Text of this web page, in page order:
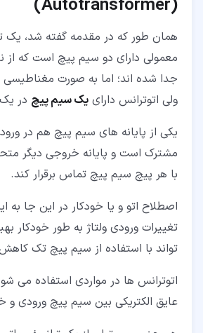
(
Autotransformer
)
همان طور که در مقدمه گفته شد، یک
معمولی دارای دو سیم پیچ است که از
جدا شده اند؛ اما به صورت مغناطیسی
ولی اتوترانس دارای یک سیم پیچ در
یکی از پایانه های سیم پیچ هم در
مشترک است و پایانه خروجی دیگر
با هر پیچ سیم پیچ تماس برقرار کند.
اصطلاح اتو و یا خودکار در این جا
تغییرات ورودی ولتاژ به طور خودکار
تواند با استفاده از سیم پیچ تک
اتوترانس ها در مواردی استفاده می
عایق الکتریکی بین سیم پیچ ورودی و